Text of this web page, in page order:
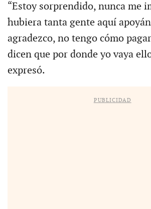
“Estoy sorprendido, nunca me
hubiera tanta gente aquí
agradezco, no tengo cómo
dicen que por donde yo vaya
expresó.
PUBLICIDAD